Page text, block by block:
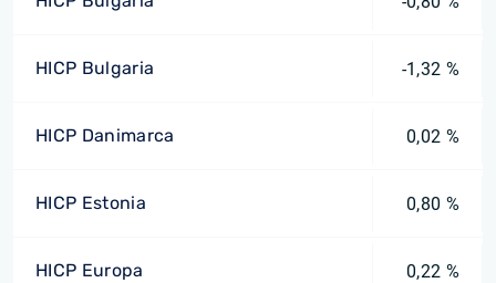
HICP Bulgaria -1,32 %
HICP Danimarca 0,02 %
HICP Estonia 0,80 %
HICP Europa 0,22 %